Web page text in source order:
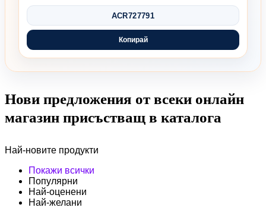
ACR727791
Копирай
Нови предложения от всеки онлайн
магазин присъстващ в каталога
Най-новите продукти
Покажи всички
Популярни
Най-оценени
Най-желани